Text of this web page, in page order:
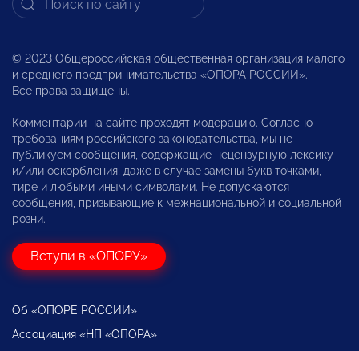
© 2023 Общероссийская общественная организация малого
и среднего предпринимательства «ОПОРА РОССИИ».
Все права защищены.
Комментарии на сайте проходят модерацию. Согласно
требованиям российского законодательства, мы не
публикуем сообщения, содержащие нецензурную лексику
и/или оскорбления, даже в случае замены букв точками,
тире и любыми иными символами. Не допускаются
сообщения, призывающие к межнациональной и социальной
розни.
Вступи в «ОПОРУ»
Об «ОПОРЕ РОССИИ»
Ассоциация «НП «ОПОРА»